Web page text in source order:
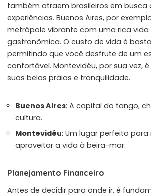
também atraem brasileiros em busca
experiências. Buenos Aires, por
metrópole vibrante com uma rica vida
gastronômica. O custo de vida é
permitindo que você desfrute de um
confortável. Montevidéu, por sua vez,
suas belas praias e tranquilidade.
Buenos Aires: A capital do tango,
cultura.
Montevidéu: Um lugar perfeito para
aproveitar a vida à beira-mar.
Planejamento Financeiro
Antes de decidir para onde ir, é